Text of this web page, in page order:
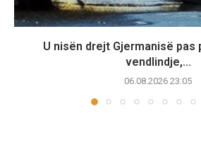
U nisën drejt Gjermanisë pas
vendlindje,...
06.08.2026 23:05